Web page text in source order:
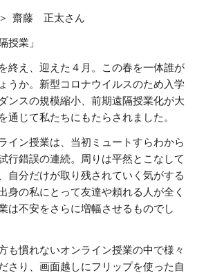
齋藤 正太さん
授業」
終え、迎えた４月。この春を一体誰が
うか。新型コロナウイルスのため入学
ンスの規模縮小、前期遠隔授業化が大
通じて私たちにもたらされました。
イン授業は、当初ミュートすらわから
行錯誤の連続。周りは平然とこなして
自分だけが取り残されていく気がする
身の私にとって友達や頼れる人が全く
は不安をさらに増幅させるものでし
も慣れないオンライン授業の中で様々
さり、画面越しにフリップを使った自